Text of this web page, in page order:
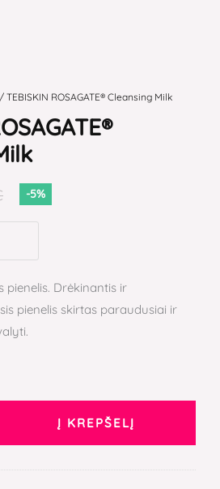
/ TEBISKIN ROSAGATE® Cleansing Milk
-5%
pienelis. Drėkinantis ir
pienelis skirtas paraudusiai ir
Į KREPŠELĮ